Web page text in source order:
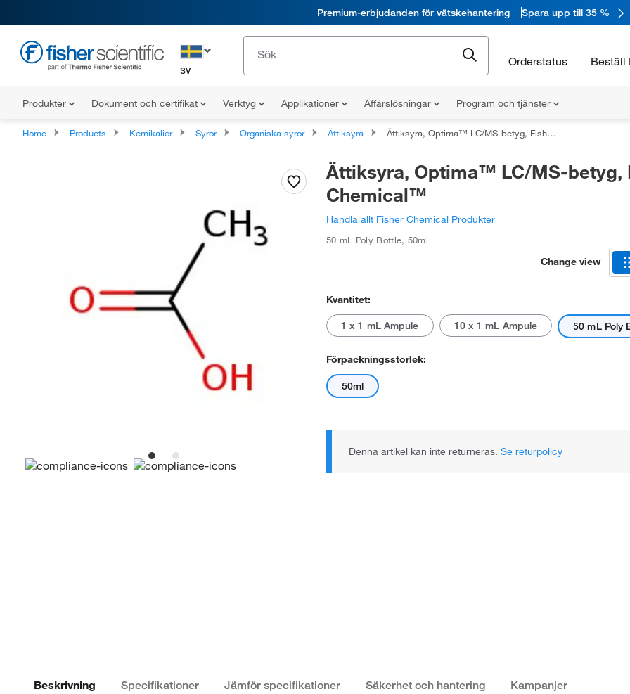
Premium-erbjudanden för vätskehantering Spara upp till 35 %
SV
Orderstatus Beställ
Produkter Dokument och certifikat Verktyg Applikationer Affärslösningar Program och tjänster
Home Products Kemikalier Syror Organiska syror Ättiksyra Ättiksyra, Optima™ LC/MS-betyg, Fisher Chemical™
Ättiksyra, Optima™ LC/MS-betyg,
Chemical™
Handla allt Fisher Chemical Produkter
50 mL Poly Bottle, 50ml
Change view
Kvantitet:
1 x 1 mL Ampule 10 x 1 mL Ampule 50 mL Poly
Förpackningsstorlek:
50ml
Denna artikel kan inte returneras. Se returpolicy
Beskrivning Specifikationer Jämför specifikationer Säkerhet och hantering Kampanjer